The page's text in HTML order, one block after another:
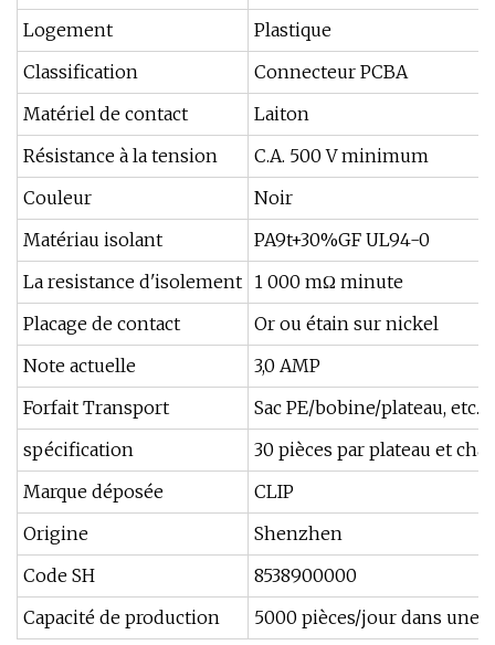
Logement
Plastique
Classification
Connecteur PCBA
Matériel de contact
Laiton
Résistance à la tension
C.A. 500 V minimum
Couleur
Noir
Matériau isolant
PA9t+30%GF UL94-0
La resistance d'isolement 1 000 mΩ minute
Placage de contact
Or ou étain sur nickel
Note actuelle
3,0 AMP
Forfait Transport
Sac PE/bobine/plateau, etc.
spécification
30 pièces par plateau et
Marque déposée
CLIP
Origine
Shenzhen
Code SH
8538900000
Capacité de production
5000 pièces/jour dans une